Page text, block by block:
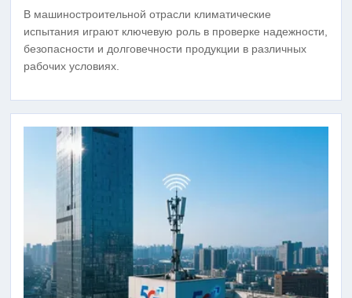
В машиностроительной отрасли климатические
испытания играют ключевую роль в проверке надежности,
безопасности и долговечности продукции в различных
рабочих условиях.